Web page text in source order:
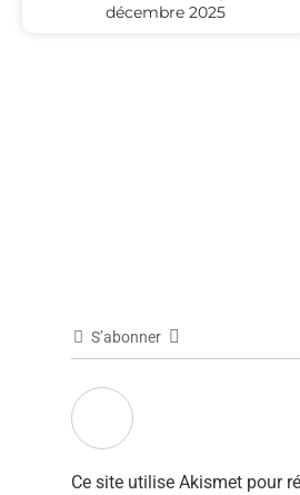
décembre 2025
S’abonner
Ce site utilise Akismet pour